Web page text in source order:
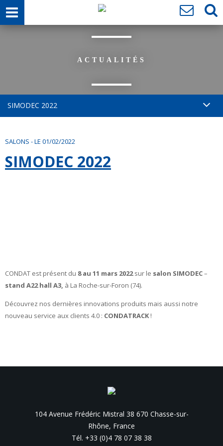
ACTUALITÉS
SIMODEC 2022
SALONS -LE 01/02/2022
SIMODEC 2022
CONDAT est présent du 8 au 11 mars 2022sur le salon SIMODEC–
stand A22hall A3, à La Roche-sur-Foron (74).
Découvrez nos dernières innovations produits mais aussi notre
nouveau service aux clients 4.0 : CONDATRACK!
104 Avenue Frédéric Mistral 38 670 Chasse-sur-
Rhône, France
Tél. +33 (0)4 78 07 38 38